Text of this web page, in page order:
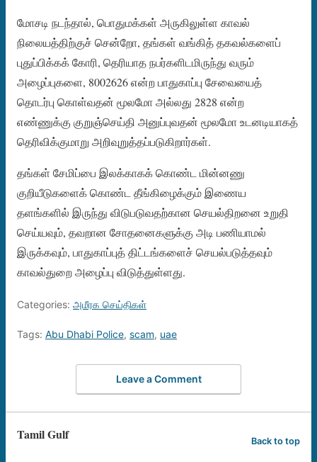
மோசடி நடந்தால், பொதுமக்கள் அருகிலுள்ள காவல்
நிலையத்திற்குச் சென்றோ, தங்கள் வங்கித் தகவல்களைப்
புதுப்பிக்கக் கோரி, தெரியாத நபர்களிடமிருந்து வரும்
அழைப்புகளை, 8002626 என்ற பாதுகாப்பு சேவையைத்
தொடர்பு கொள்வதன் மூலமோ அல்லது 2828 என்ற
எண்ணுக்கு குறுஞ்செய்தி அனுப்புவதன் மூலமோ உடனடியாகத்
தெரிவிக்குமாறு அறிவுறுத்தப்படுகிறார்கள்.
தங்கள் சேமிப்பை இலக்காகக் கொண்ட மின்னணு
குறியீடுகளைக் கொண்ட தீங்கிழைக்கும் இணைய
தளங்களில் இருந்து விடுபடுவதற்கான செயல்திறனை உறுதி
செய்யவும், தவறான சோதனைகளுக்கு அடி பணியாமல்
இருக்கவும், பாதுகாப்புத் திட்டங்களைச் செயல்படுத்தவும்
காவல்துறை அழைப்பு விடுத்துள்ளது.
Categories: அமீரக செய்திகள்
Tags: Abu Dhabi Police, scam, uae
Leave a Comment
Tamil Gulf Back to top